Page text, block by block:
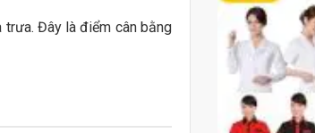
trưa. Đây là điểm cân bằng